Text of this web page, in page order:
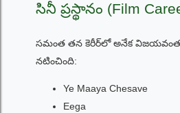
సినీ ప్రస్థానం (Film
సమంత తన కెరీర్‌లో అనేక
నటించింది:
Ye Maaya Chesave
Eega